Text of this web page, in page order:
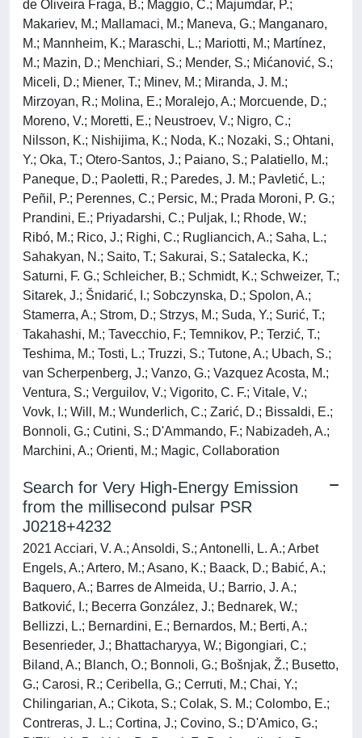
de Oliveira Fraga, B.; Maggio, C.; Majumdar, P.;
Makariev, M.; Mallamaci, M.; Maneva, G.; Manganaro,
M.; Mannheim, K.; Maraschi, L.; Mariotti, M.; Martínez,
M.; Mazin, D.; Menchiari, S.; Mender, S.; Mićanović, S.;
Miceli, D.; Miener, T.; Minev, M.; Miranda, J. M.;
Mirzoyan, R.; Molina, E.; Moralejo, A.; Morcuende, D.;
Moreno, V.; Moretti, E.; Neustroev, V.; Nigro, C.;
Nilsson, K.; Nishijima, K.; Noda, K.; Nozaki, S.; Ohtani,
Y.; Oka, T.; Otero-Santos, J.; Paiano, S.; Palatiello, M.;
Paneque, D.; Paoletti, R.; Paredes, J. M.; Pavletić, L.;
Peñil, P.; Perennes, C.; Persic, M.; Prada Moroni, P. G.;
Prandini, E.; Priyadarshi, C.; Puljak, I.; Rhode, W.;
Ribó, M.; Rico, J.; Righi, C.; Rugliancich, A.; Saha, L.;
Sahakyan, N.; Saito, T.; Sakurai, S.; Satalecka, K.;
Saturni, F. G.; Schleicher, B.; Schmidt, K.; Schweizer, T.;
Sitarek, J.; Šnidarić, I.; Sobczynska, D.; Spolon, A.;
Stamerra, A.; Strom, D.; Strzys, M.; Suda, Y.; Surić, T.;
Takahashi, M.; Tavecchio, F.; Temnikov, P.; Terzić, T.;
Teshima, M.; Tosti, L.; Truzzi, S.; Tutone, A.; Ubach, S.;
van Scherpenberg, J.; Vanzo, G.; Vazquez Acosta, M.;
Ventura, S.; Verguilov, V.; Vigorito, C. F.; Vitale, V.;
Vovk, I.; Will, M.; Wunderlich, C.; Zarić, D.; Bissaldi, E.;
Bonnoli, G.; Cutini, S.; D'Ammando, F.; Nabizadeh, A.;
Marchini, A.; Orienti, M.; Magic, Collaboration
Search for Very High-Energy Emission
from the millisecond pulsar PSR
J0218+4232
2021 Acciari, V. A.; Ansoldi, S.; Antonelli, L. A.; Arbet
Engels, A.; Artero, M.; Asano, K.; Baack, D.; Babić, A.;
Baquero, A.; Barres de Almeida, U.; Barrio, J. A.;
Batković, I.; Becerra González, J.; Bednarek, W.;
Bellizzi, L.; Bernardini, E.; Bernardos, M.; Berti, A.;
Besenrieder, J.; Bhattacharyya, W.; Bigongiari, C.;
Biland, A.; Blanch, O.; Bonnoli, G.; Bošnjak, Ž.; Busetto,
G.; Carosi, R.; Ceribella, G.; Cerruti, M.; Chai, Y.;
Chilingarian, A.; Cikota, S.; Colak, S. M.; Colombo, E.;
Contreras, J. L.; Cortina, J.; Covino, S.; D'Amico, G.;